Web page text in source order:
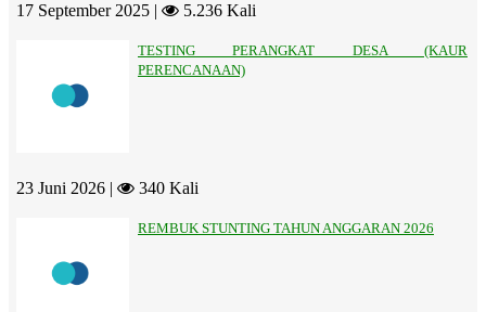
17 September 2025 | 5.236 Kali
TESTING PERANGKAT DESA (KAUR
PERENCANAAN)
23 Juni 2026 | 340 Kali
REMBUK STUNTING TAHUN ANGGARAN 2026